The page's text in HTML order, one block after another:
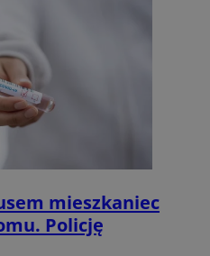
mieszkaniec
Policję